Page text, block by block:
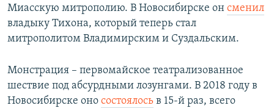
Миасскую митрополию. В Новосибирске он сменил
владыку Тихона, который теперь стал
митрополитом Владимирским и Суздальским.
Монстрация – первомайское театрализованное
шествие под абсурдными лозунгами. В 2018 году в
Новосибирске оно состоялось в 15-й раз, всего